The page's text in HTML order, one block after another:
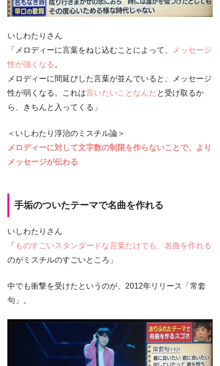
いしわたりさん
「メロディーに言葉をねじ込むことによって、
メッセージ
性が強くなる。
メロディーに間延びした言葉が並んでいると、メッセージ
性が弱くなる。これは言いたいことなんだと受け取るか
ら、きちんと入ってくる」
＜いしわたり淳治のミスチル論＞
メロディーに対して文字数の制限を作らないことで、より
メッセージが伝わる
手垢のついたテーマで名曲を作れる
いしわたりさん
「 ものすごいスタンダードな言葉だけでも、名曲を作れる
のがミスチルのすごいところ」
中でも衝撃を受けたというのが、2012年リリース
「常套
句」
。